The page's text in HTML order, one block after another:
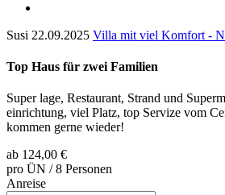
Susi 22.09.2025 Villa mit viel Komfort -
Top Haus für zwei Familien
Super lage, Restaurant, Strand und
einrichtung, viel Platz, top Servize vom
kommen gerne wieder!
ab 124,00 €
pro ÜN / 8 Personen
Anreise